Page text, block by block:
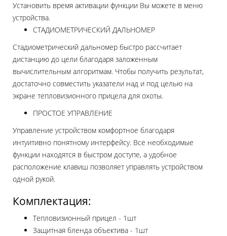
Установить время активации функции Вы можете в меню
устройства.
СТАДИОМЕТРИЧЕСКИЙ ДАЛЬНОМЕР
Стадиометрический дальномер быстро рассчитает
дистанцию до цели благодаря заложенным
вычислительным алгоритмам. Чтобы получить результат,
достаточно совместить указатели над и под целью на
экране тепловизионного прицела для охоты.
ПРОСТОЕ УПРАВЛЕНИЕ
Управление устройством комфортное благодаря
интуитивно понятному интерфейсу. Все необходимые
функции находятся в быстром доступе, а удобное
расположение клавиш позволяет управлять устройством
одной рукой.
Комплектация:
Тепловизионный прицел - 1шт
Защитная бленда объектива - 1шт